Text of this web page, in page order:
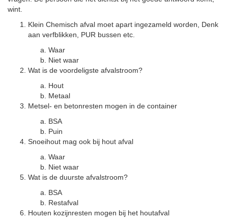
wint.
Klein Chemisch afval moet apart ingezameld worden, Denk
aan verfblikken, PUR bussen etc.
Waar
Niet waar
Wat is de voordeligste afvalstroom?
Hout
Metaal
Metsel- en betonresten mogen in de container
BSA
Puin
Snoeihout mag ook bij hout afval
Waar
Niet waar
Wat is de duurste afvalstroom?
BSA
Restafval
Houten kozijnresten mogen bij het houtafval